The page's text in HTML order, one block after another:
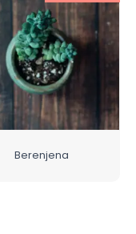
Berenjena